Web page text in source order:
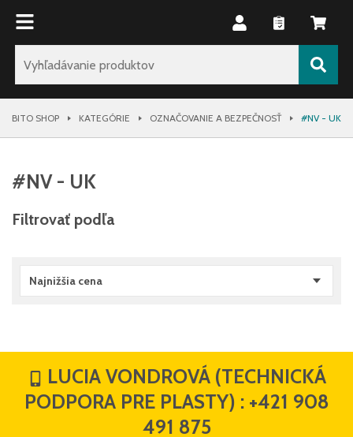
BITO SHOP KATEGÓRIE OZNAČOVANIE A BEZPEČNOSŤ #NV - UK
#NV - UK
Filtrovať podľa
Najnižšia cena
LUCIA VONDROVÁ (TECHNICKÁ
PODPORA PRE PLASTY) : +421 908
491 875